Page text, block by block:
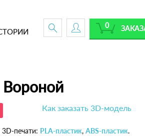
0
Вороной
Как заказать 3D-модель
печати: PLA-пластик, ABS-пластик.